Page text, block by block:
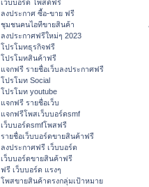
เว็บบอร์ด โพสต์ฟรี
ลงประกาศ ซื้อ-ขาย ฟรี
ชุมชนคนไอทีขายสินค้า
ลงประกาศฟรีใหม่ๆ 2023
โปรโมทธุรกิจฟรี
โปรโมทสินค้าฟรี
แจกฟรี รายชื่อเว็บลงประกาศฟรี
โปรโมท Social
โปรโมท youtube
แจกฟรี รายชื่อเว็บ
แจกฟรีโพสเว็บบอร์ดsmf
เว็บบอร์ดsmfโพสฟรี
รายชื่อเว็บบอร์ดขายสินค้าฟรี
ลงประกาศฟรี เว็บบอร์ด
เว็บบอร์ดขายสินค้าฟรี
ฟรี เว็บบอร์ด แรงๆ
โพสขายสินค้าตรงกลุ่มเป้าหมาย